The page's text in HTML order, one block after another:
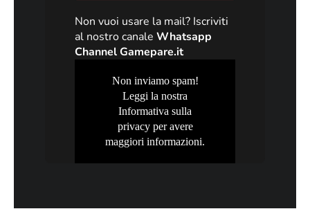
Non vuoi usare la mail? Iscriviti
al nostro canaleWhatsapp
Channel Gamepare.it
Non inviamo spam!
Leggi la nostra
Informativa sulla
privacyper avere
maggiori informazioni.